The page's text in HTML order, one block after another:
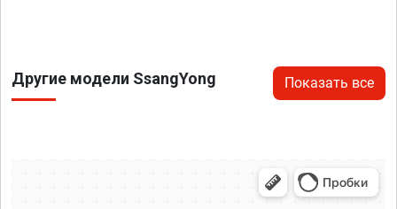
Другие модели SsangYong Показать все